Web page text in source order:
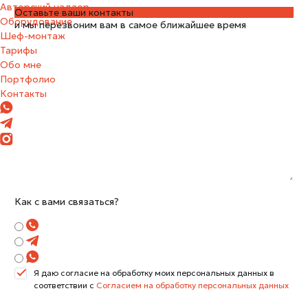
Авторский надзор
Оборудование
Шеф-монтаж
Тарифы
Обо мне
Портфолио
Контакты
Оставьте ваши контакты
и мы перезвоним вам в самое ближайшее время
Как с вами связаться?
Я даю согласие на обработку моих персональных данных в
соответствии с Согласием на обработку персональных данных